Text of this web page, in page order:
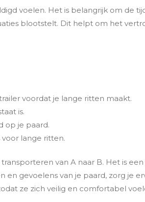
voelen. Het is belangrijk om de
blootstelt. Dit helpt om het
voordat je lange ritten maakt.
is.
op je paard.
lange ritten.
van A naar B. Het is
gevoelens van je paard, zorg je
ze zich veilig en comfortabel